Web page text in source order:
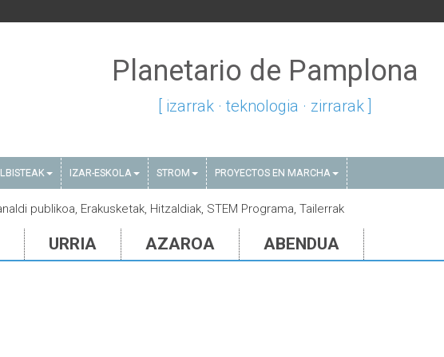
Planetario de Pamplona
[ izarrak · teknologia · zirrarak ]
IZAR-ESKOLA STROM PROYECTOS EN MARCHA
publikoa, Erakusketak, Hitzaldiak, STEM Programa, Tailerrak
URRIA AZAROA ABENDUA